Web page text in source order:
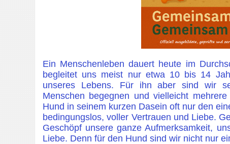
Ein Menschenleben dauert heute im
begleitet uns meist nur etwa 10 bis 14
unseres Lebens. Für ihn aber sind wir
Menschen begegnen und vielleicht
Hund in seinem kurzen Dasein oft nur den
bedingungslos, voller Vertrauen und Liebe.
Geschöpf unsere ganze Aufmerksamkeit,
Liebe. Denn für den Hund sind wir nicht nur